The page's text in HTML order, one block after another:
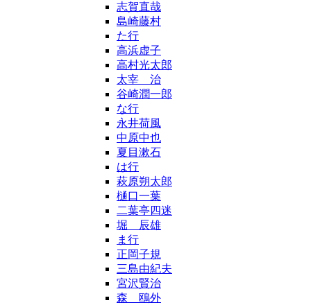
志賀直哉
島崎藤村
た行
高浜虚子
高村光太郎
太宰 治
谷崎潤一郎
な行
永井荷風
中原中也
夏目漱石
は行
萩原朔太郎
樋口一葉
二葉亭四迷
堀 辰雄
ま行
正岡子規
三島由紀夫
宮沢賢治
森 鴎外